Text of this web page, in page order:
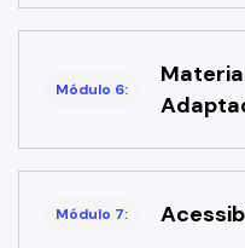
Módulo 6:
Módulo 7: